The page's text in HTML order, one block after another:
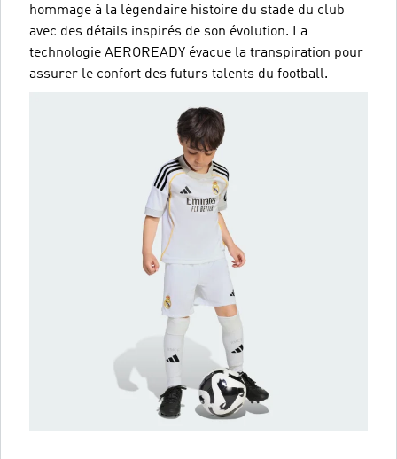
hommage à la légendaire histoire du stade du club
avec des détails inspirés de son évolution. La
technologie AEROREADY évacue la transpiration pour
assurer le confort des futurs talents du football.